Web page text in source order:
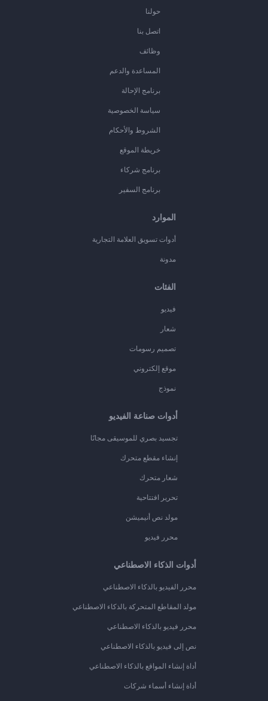
حولنا
اتصل بنا
وظائف
المساعدة والدعم
برنامج الإحالة
سياسة الخصوصية
الشروط والأحكام
خريطة الموقع
برنامج شركاء
برنامج السفير
الموارد
أدوات تسويق العلامة التجارية
مدونة
الفئات
فيديو
شعار
تصميم رسومات
موقع إلكتروني
نموذج
أدوات صناعة الفيديو
تجسيد بصري للموسيقى مجانًا
إنشاء مقطع متحرك
شعار متحرك
تحرير افتتاحية
مولد نص أنيميشن
محرر فيديو
أدوات الذكاء الاصطناعي
محرر الفيديو بالذكاء الاصطناعي
مولد المقاطع المتحركة بالذكاء الاصطناعي
محرر فيديو بالذكاء الاصطناعي
نص إلى فيديو بالذكاء الاصطناعي
أداة إنشاء المواقع بالذكاء الاصطناعي
أداة إنشاء أسماء شركات